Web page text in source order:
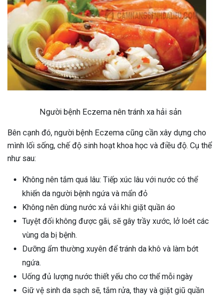
Người bệnh Eczema nên tránh xa hải sản
Bên cạnh đó, người bệnh Eczema cũng cần xây dựng cho
mình lối sống, chế độ sinh hoạt khoa học và điều độ. Cụ thể
như sau:
Không nên tắm quá lâu: Tiếp xúc lâu với nước có thể
khiến da người bệnh ngứa và mẩn đỏ
Không nên dùng nước xả vải khi giặt quần áo
Tuyệt đối không được gãi, sẽ gây trầy xước, lở loét các
vùng da bị bệnh.
Dưỡng ẩm thường xuyên để tránh da khô và làm bớt
ngứa.
Uống đủ lượng nước thiết yếu cho cơ thể mỗi ngày
Giữ vệ sinh da sạch sẽ, tắm rửa, thay và giặt giũ quần